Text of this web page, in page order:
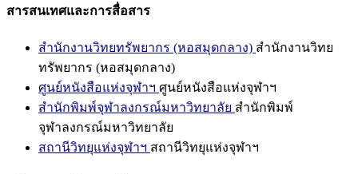
สารสนเทศและการสื่อสาร
สำนักงานวิทยทรัพยากร (หอสมุดกลาง) สำนักงานวิทย
ทรัพยากร (หอสมุดกลาง)
ศูนย์หนังสือแห่งจุฬาฯ ศูนย์หนังสือแห่งจุฬาฯ
สำนักพิมพ์จุฬาลงกรณ์มหาวิทยาลัย สำนักพิมพ์
จุฬาลงกรณ์มหาวิทยาลัย
สถานีวิทยุแห่งจุฬาฯ สถานีวิทยุแห่งจุฬาฯ